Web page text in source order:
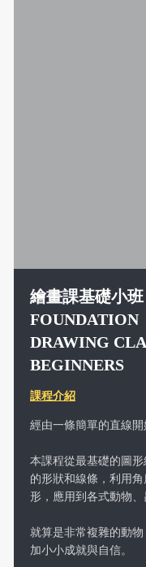
繪畫課基礎小班
FOUNDATION
DRAWING
BEGINNERS
課程介紹
經由一條簡單的直線
本課程從最基礎的圖
的形狀和線條，利用
形，應用到各式動物、
就算是非常複雜的動
加小小成就與自信。